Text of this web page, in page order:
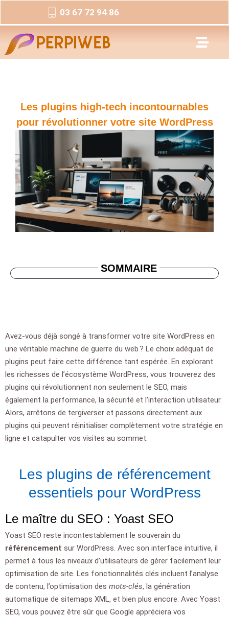
03 67 72 94 86
Les plugins high-tech incontournables
pour révolutionner votre site WordPress
SOMMAIRE
Avez-vous déjà songé à transformer votre site WordPress en
une véritable machine de guerre du web ? Le choix adéquat de
plugins peut faire cette différence tant espérée. En explorant
les richesses de l’écosystème WordPress, vous trouverez des
plugins qui révolutionnent non seulement le SEO, mais
également la performance, la sécurité et l’interaction utilisateur.
Alors, arrêtons de tergiverser et passons directement aux
plugins qui peuvent réinitialiser complètement votre stratégie en
ligne et catapulter vos visites au sommet.
Les plugins de référencement
essentiels pour WordPress
Le maître du SEO : Yoast SEO
Yoast SEO reste incontestablement le souverain du
référencement sur WordPress. Avec son interface intuitive, il
permet à tous les niveaux d’utilisateurs de gérer facilement leur
optimisation de site. Les fonctionnalités clés incluent l’analyse
de contenu, l’optimisation des mots-clés, la génération
automatique de sitemaps XML, et bien plus encore. Avec Yoast
SEO, vous pouvez être sûr que Google appréciera vos